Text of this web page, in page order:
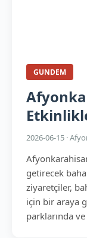
GUNDEM
2026-06-15 ·
getirecek
ziyaretçiler,
için bir araya
parklarında